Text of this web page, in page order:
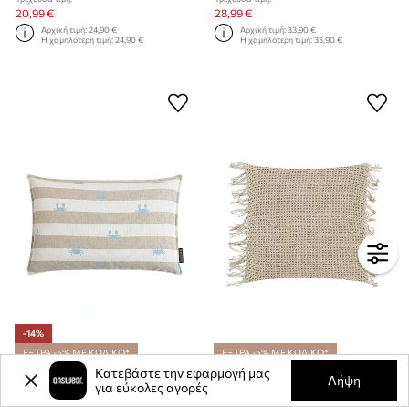
20,99 €
Αρχική τιμή:24,90 €
Η χαμηλότερη τιμή:24,90 €
28,99 €
Αρχική τιμή:33,90 €
Η χαμηλότερη τιμή:33,90 €
-14%
ΕΞΤΡΑ -5% ΜΕ ΚΩΔΙΚΟ*
Διακοσμητική μαξιλαροθήκη Magma Crab 40 x 60 cm
Τρέχουσα τιμή:
ΕΞΤΡΑ -5% ΜΕ ΚΩΔΙΚΟ*
Κατεβάστε την εφαρμογή μας
για εύκολες αγορές
Λήψη